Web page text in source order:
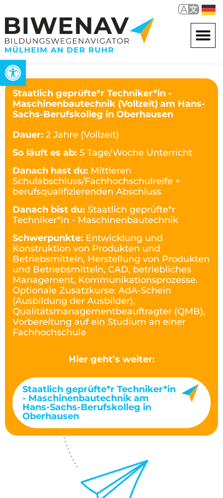
Open toolbar
Staatlich geprüfte*r Techniker*in -
Maschinenbautechnik (Vollzeit) am Hans-
Sachs-Berufskolleg in Oberhausen
Dauer: 2 Jahre (Vollzeit)
So läuft es ab: 5 Tage/Woche Unterricht
Danach hast du: Mittleren
Schulabschluss/Fachhochschulreife +
berufsqualifizierenden Abschluss
Danach bist du: Staatlich geprüfte*r
Techniker*in - Maschinenbautechnik
Schwerpunkte: Entwicklung und
Konstruktion von Produkten und
Betriebsmitteln, Herstellung von Produkten
und Betriebsmitteln, CAD, betriebliches
Management, Kommunikationsprozesse.
Optionale Zusatzkurse: AdA-Schein
(Ausbildung der Ausbilder),
Qualitätsmanagementbeauftragter (QMB),
Vorbereitung auf ein Studium an einer
Fachhochschule
Hier geht’s weiter:
Staatlich geprüfte*r Techniker*in
- Maschinenbautechnik am
Hans-Sachs-Berufskolleg in
Oberhausen